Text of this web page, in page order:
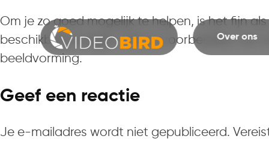
Over ons
Om je zo goed mogelijk te helpen, is het fijn
beschikbare budget. Heb je voorbeelden van
beeldvorming.
Geef een reactie
Je e-mailadres wordt niet gepubliceerd.